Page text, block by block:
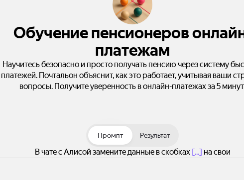
Обучение пенсионеров
платежам
Научитесь безопасно и просто получать пенсию через систему
платежей. Почтальон объяснит, как это работает, учитывая ваши
вопросы. Получите уверенность в онлайн-платежах за 5
Промпт Результат
В чате с Алисой замените данные в скобках [...] на свои